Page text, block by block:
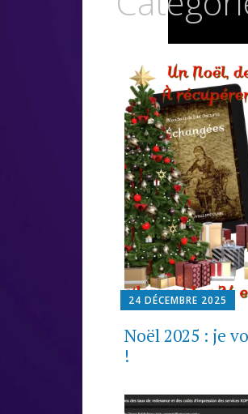
24 DÉCEMBRE 2025
Noël 2025 : je
!